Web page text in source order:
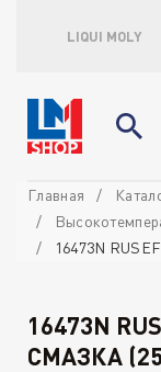
LIQUI MOLY
Главная
16473N
16473N
СМАЗКА